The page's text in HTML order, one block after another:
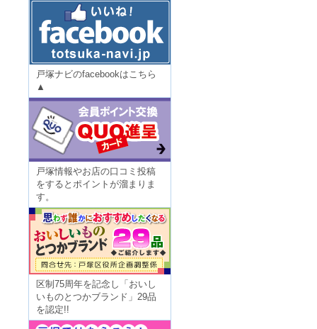
戸塚ナビのfacebookはこちら
▲
戸塚情報やお店の口コミ投稿
をするとポイントが溜まりま
す。
区制75周年を記念し「おいし
いものとつかブランド」29品
を認定!!